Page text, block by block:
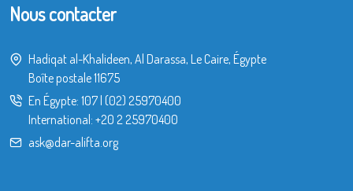
Nous contacter
Hadiqat al-Khalideen, Al Darassa, Le Caire, Égypte
Boîte postale 11675
En Égypte: 107| (02) 25970400
International: +20 2 25970400
ask@dar-alifta.org